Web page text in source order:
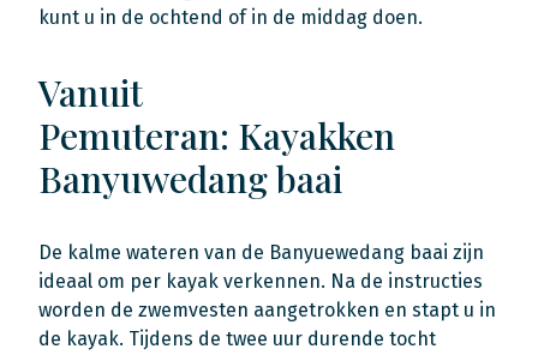
kunt u in de ochtend of in de middag doen.
Vanuit
Pemuteran: Kayakken
Banyuwedang baai
De kalme wateren van de Banyuewedang baai zijn
ideaal om per kayak verkennen. Na de instructies
worden de zwemvesten aangetrokken en stapt u in
de kayak. Tijdens de twee uur durende tocht